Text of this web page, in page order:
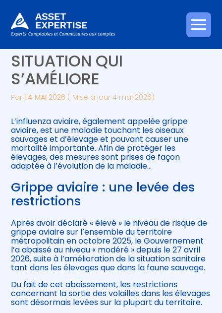
Aller
au
Créer et reprendre une activité
Gérer votre quotidien
Piloter votre entreprise
Développer votre entreprise
Construire votre patrimoine
Être prêt pour la facturation
électronique
Piloter votre gestion
Suivre votre comptabilité
Gérer vos ressources humaines
INFLUENZA AVIAIRE : UNE
SITUATION QUI
S’AMÉLIORE
Par | 4 MAI 2026 ( Mise à jour 4 mai 2026)
L’influenza aviaire, également appelée grippe
aviaire, est une maladie touchant les oiseaux
sauvages et d’élevage et pouvant causer une
mortalité importante. Afin de protéger les
élevages, des mesures sont prises de façon
adaptée à l’évolution de la maladie…
Grippe aviaire : une levée des
restrictions
Après avoir déclaré « élevé » le niveau de risque de
grippe aviaire sur l’ensemble du territoire
métropolitain en octobre 2025, le Gouvernement
l’a abaissé au niveau « modéré » depuis le 27 avril
2026, suite à l’amélioration de la situation sanitaire
tant dans les élevages que dans la faune sauvage.
Du fait de cet abaissement, les restrictions
concernant la sortie des volailles dans les élevages
sont désormais levées sur la plupart du territoire.